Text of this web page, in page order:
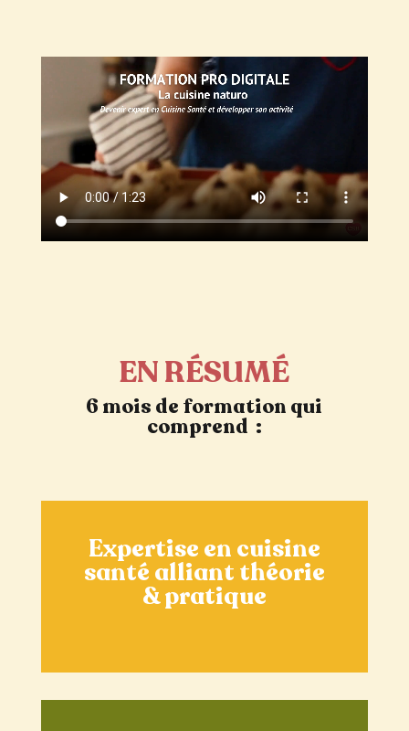
EN RÉSUMÉ
6 mois de formation qui
comprend :
Expertise en cuisine
santé alliant théorie
& pratique